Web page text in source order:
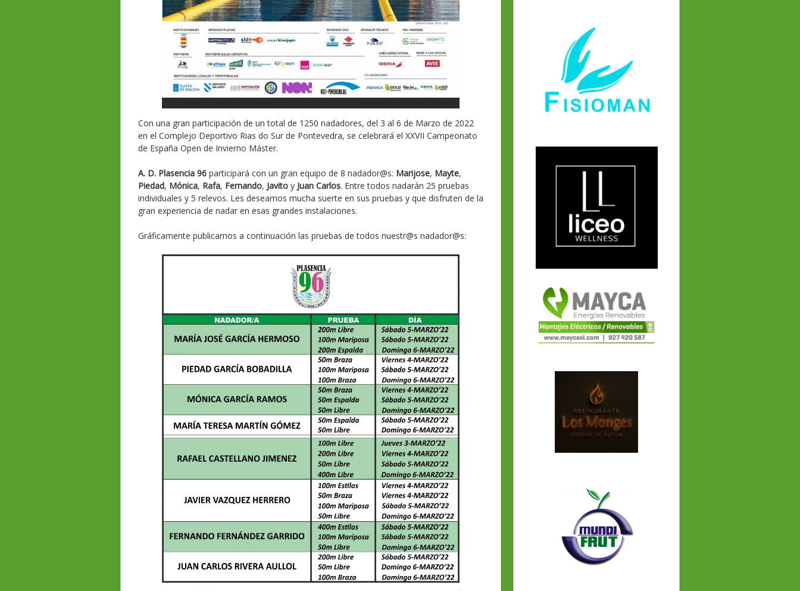
Con una gran participación de un total de 1250 nadadores, del 3 al 6 de Marzo de 2022
en el Complejo Deportivo Rias do Sur de Pontevedra, se celebrará el XXVII Campeonato
de España Open de Invierno Máster.
A. D. Plasencia 96 participará con un gran equipo de 8 nadador@s: Marijose, Mayte,
Piedad, Mónica, Rafa, Fernando, Javito y Juan Carlos. Entre todos nadarán 25 pruebas
individuales y 5 relevos. Les deseamos mucha suerte en sus pruebas y que disfruten de la
gran experiencia de nadar en esas grandes instalaciones.
Gráficamente publicamos a continuación las pruebas de todos nuestr@s nadador@s: